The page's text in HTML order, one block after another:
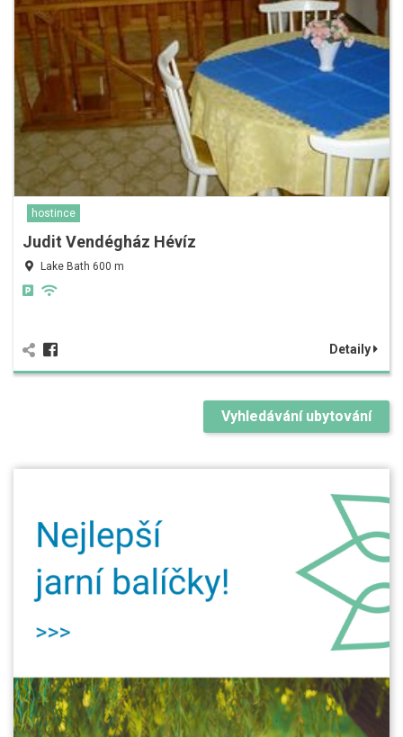
hostince
Judit Vendégház Hévíz
Lake Bath 600 m
Detaily
Vyhledávání ubytování